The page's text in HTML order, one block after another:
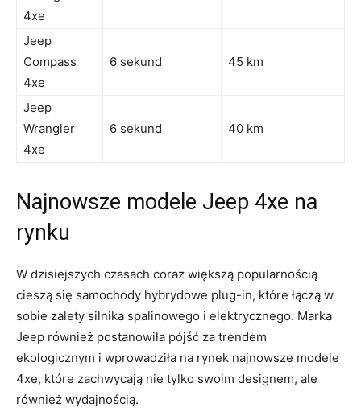
4xe
Jeep
Compass
4xe
6⁣ sekund 45 km
Jeep
Wrangler
4xe
6 sekund 40 km
Najnowsze modele Jeep 4xe ⁢na
rynku
W dzisiejszych⁢ czasach coraz większą⁣ popularnością
cieszą się samochody hybrydowe plug-in, które łączą‌ w
sobie ⁢zalety silnika ​spalinowego i elektrycznego. Marka
Jeep również⁢ postanowiła pójść za‍ trendem ​
ekologicznym i wprowadziła ⁤na rynek najnowsze modele
4xe, które ‌zachwycają nie tylko swoim designem,‌ ale
również wydajnością.